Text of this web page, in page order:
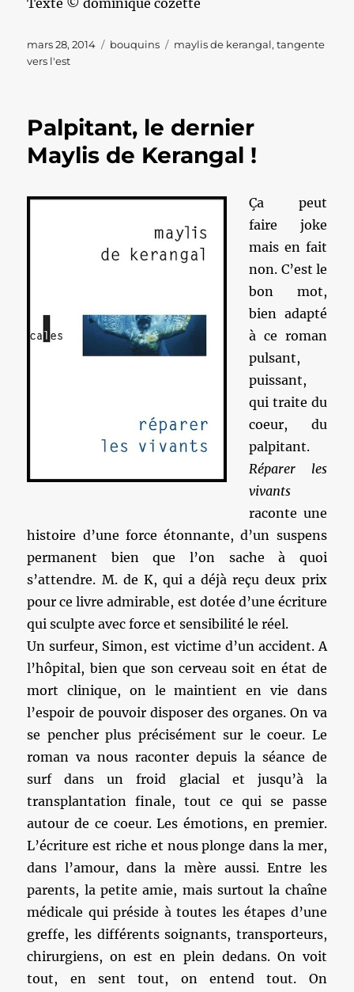
Texte © dominique cozette
Publié
le
mars 28, 2014 Catégories
bouquins Étiquettes
maylis de kerangal,tangente
vers l'est
Palpitant, le dernier
Maylis de Kerangal !
Ça peut
faire joke
mais en fait
non. C’est le
bon mot,
bien adapté
à ce roman
pulsant,
puissant,
qui traite du
coeur, du
palpitant.
Réparer les
vivants
raconte une
histoire d’une force étonnante, d’un suspens
permanent bien que l’on sache à quoi
s’attendre. M. de K, qui a déjà reçu deux prix
pour ce livre admirable, est dotée d’une écriture
qui sculpte avec force et sensibilité le réel.
Un surfeur, Simon, est victime d’un accident. A
l’hôpital, bien que son cerveau soit en état de
mort clinique, on le maintient en vie dans
l’espoir de pouvoir disposer des organes. On va
se pencher plus précisément sur le coeur. Le
roman va nous raconter depuis la séance de
surf dans un froid glacial et jusqu’à la
transplantation finale, tout ce qui se passe
autour de ce coeur. Les émotions, en premier.
L’écriture est riche et nous plonge dans la mer,
dans l’amour, dans la mère aussi. Entre les
parents, la petite amie, mais surtout la chaîne
médicale qui préside à toutes les étapes d’une
greffe, les différents soignants, transporteurs,
chirurgiens, on est en plein dedans. On voit
tout, en sent tout, on entend tout. On